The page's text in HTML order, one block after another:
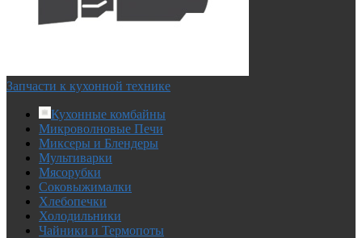
Запчасти к кухонной технике
Кухонные комбайны
Микроволновые Печи
Миксеры и Блендеры
Мультиварки
Мясорубки
Соковыжималки
Хлебопечки
Холодильники
Чайники и Термопоты